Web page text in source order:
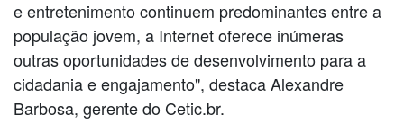
e entretenimento continuem predominantes entre a
população jovem, a Internet oferece inúmeras
outras oportunidades de desenvolvimento para a
cidadania e engajamento", destaca Alexandre
Barbosa, gerente do Cetic.br.